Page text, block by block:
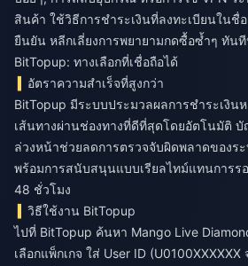
สินค้า ใช้วิธีการชำระเงินที่ลงทะเบียนในชื่
ยืนยัน หลีกเลี่ยงการพยายามกดซื้อซ้ำๆ ทันที
BitTopup: ทางเลือกที่เชื่อถือได้
อัตราความสำเร็จที่สูงกว่า
BitTopup มีระบบประมวลผลการชำระเงิน
เส้นทางผ่านช่องทางที่ดีที่สุดโดยอัตโนมัติ
ล่วงหน้าช่วยลดการตรวจจับผิดพลาดของร
พร้อมการสนับสนุนแบบเรียลไทม์แทนการร
48 ชั่วโมง
วิธีใช้งาน BitTopup
ไปที่ BitTopup ค้นหา Mango Live
เลือกแพ็กเกจ ใส่ User ID